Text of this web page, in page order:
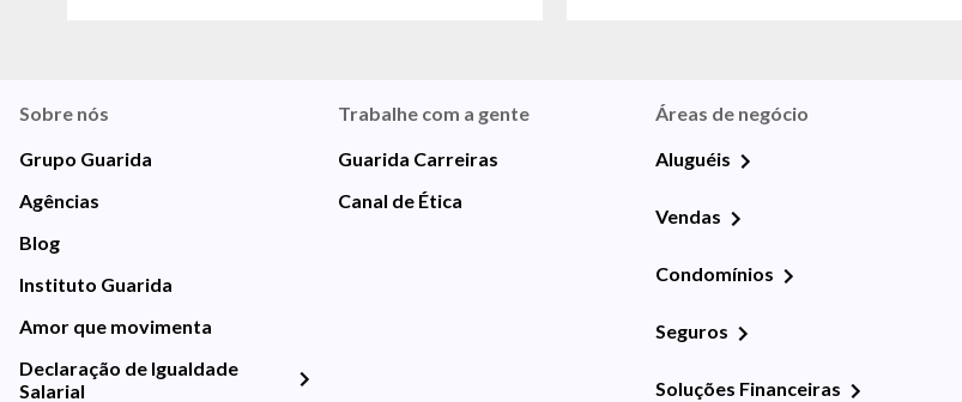
Sobre nós
Grupo Guarida
Agências
Blog
Instituto Guarida
Amor que movimenta
Declaração de Igualdade
Salarial
Trabalhe com a gente
Guarida Carreiras
Canal de Ética
Áreas de negócio
Aluguéis
Vendas
Condomínios
Seguros
Soluções Financeiras